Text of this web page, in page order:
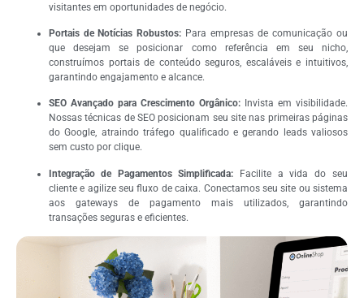
visitantes em oportunidades de negócio.
Portais de Notícias Robustos: Para empresas de comunicação ou
que desejam se posicionar como referência em seu nicho,
construímos portais de conteúdo seguros, escaláveis e intuitivos,
garantindo engajamento e alcance.
SEO Avançado para Crescimento Orgânico: Invista em visibilidade.
Nossas técnicas de SEO posicionam seu site nas primeiras páginas
do Google, atraindo tráfego qualificado e gerando leads valiosos
sem custo por clique.
Integração de Pagamentos Simplificada: Facilite a vida do seu
cliente e agilize seu fluxo de caixa. Conectamos seu site ou sistema
aos gateways de pagamento mais utilizados, garantindo
transações seguras e eficientes.